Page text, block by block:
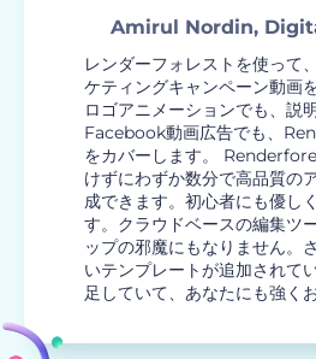
Amirul Nordin,
レンダーフォレストを使って
ケティングキャンペーン動画
ロゴアニメーションでも、説
Facebook動画広告でも、
をカバーします。
けずにわずか数分で高品質の
成できます。初心者にも優し
す。クラウドベースの編集ツ
ップの邪魔にもなりません。
いテンプレートが追加されて
足していて、あなたにも強く